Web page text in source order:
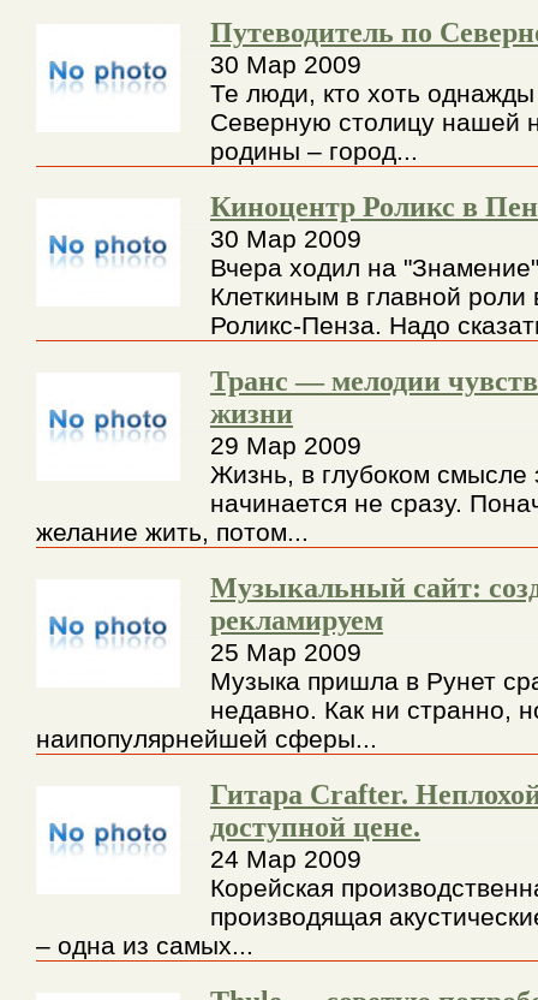
Путеводитель по
30 Мар 2009
Те люди, кто хоть
Северную столицу нашей
родины – город...
Киноцентр Роликс в
30 Мар 2009
Вчера ходил на
Клеткиным в главной роли
Роликс-Пенза. Надо
Транс — мелодии
жизни
29 Мар 2009
Жизнь, в глубоком смысле
начинается не сразу.
желание жить, потом...
Музыкальный сайт:
рекламируем
25 Мар 2009
Музыка пришла в Рунет
недавно. Как ни странно,
наипопулярнейшей сферы...
Гитара Crafter.
доступной цене.
24 Мар 2009
Корейская
производящая
– одна из самых...